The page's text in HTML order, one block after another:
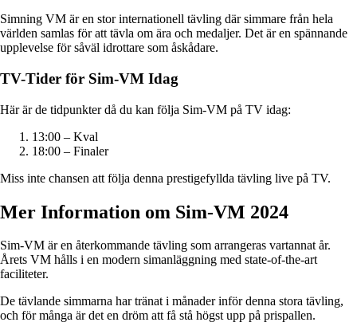
Simning VM är en stor internationell tävling där simmare från hela
världen samlas för att tävla om ära och medaljer. Det är en spännande
upplevelse för såväl idrottare som åskådare.
TV-Tider för Sim-VM Idag
Här är de tidpunkter då du kan följa Sim-VM på TV idag:
13:00 – Kval
18:00 – Finaler
Miss inte chansen att följa denna prestigefyllda tävling live på TV.
Mer Information om Sim-VM 2024
Sim-VM är en återkommande tävling som arrangeras vartannat år.
Årets VM hålls i en modern simanläggning med state-of-the-art
faciliteter.
De tävlande simmarna har tränat i månader inför denna stora tävling,
och för många är det en dröm att få stå högst upp på prispallen.